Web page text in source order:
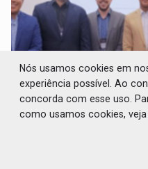
TRANSPARÊNCIA:
Governo e
Nós usamos cookies em
experiência possível. Ao
concorda com esse uso.
como usamos cookies, veja